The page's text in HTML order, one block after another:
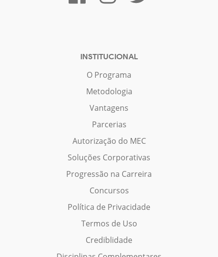
INSTITUCIONAL
O Programa
Metodologia
Vantagens
Parcerias
Autorização do MEC
Soluções Corporativas
Progressão na Carreira
Concursos
Política de Privacidade
Termos de Uso
Crediblidade